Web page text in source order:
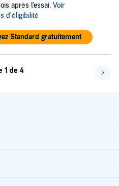
après l'essai. Voir
d'éligibilité
Standard gratuitement
1 de 4